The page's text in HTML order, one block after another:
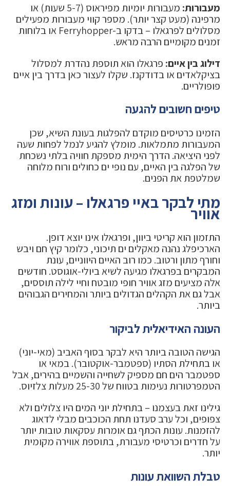
מעבורות:
מעבורות יומיות מפיראוס (5-7 שעות) או
מרפינה (מעט קצר יותר). מספר קווי מעבורות מפעילים
מסלולים לפרגאלו – בדקו ב-Ferryhopper או בלוחות
זמנים מקומיים הרבה מראש.
דילוג בין איים: פרגאלו הוא תוספת נהדרת למסלול
בציקלאדים או בדודקנז. שקלו לעצור כאן בדרך בין איים
פופולריים.
טיפים חשובים להגעה
הזמינו כרטיסים מוקדם להפלגות בעונת השיא, שכן
המעבורות מתמלאות. מומלץ להגיע לנמל לפחות שעה
לפני היציאה. הדרך הימית מספקת חוויה בלתי נשכחת
של הפלגה בין האיים, עם נופי ים כחולים ורוח מלוחה
שמלטפת את הפנים.
מתי לבקר באיי פרגאלו – עונות ומזג
אוויר
התזמון הוא קריטי ביוון, ופרגאלו אינו יוצא דופן.
הארכיפלג נהנה מאקלים ים תיכוני, כלומר קיץ חם ויבש
וחורף מתון ורטוב. כמו רוב האיים היווניים, עונת
המבקרים בפרגאלו מגיעה לשיא ביולי-אוגוסט. חודשים
אלה מציעים מזג אוויר חופי מובטח וחיי לילה תוססים,
אבל גם את הקהלים הגדולים ביותר והמחירים הגבוהים
ביותר.
העונה האידיאלית לביקור
הגישה הטובה ביותר היא לבקר בסוף האביב (מאי-יוני)
או בתחילת הסתיו (ספטמבר-אוקטובר). במאי או
ספטמבר הים חם מספיק לשחייה והשמיים בהירים, אבל
הטמפרטורות נעימות בטווח של 25-30 מעלות צלזיוס.
גילינו זאת בעצמנו – בתחילת יוני המים היו צלולים ולא
צפופים, וכל ערב סעדנו תחת הכוכבים מבלי לדאוג
להזמנות. עונות הכתף גם אומרות עסקאות טובות יותר
על חדרים וכרטיסי מעבורת, בתוספת אווירה מקומית
יותר.
טבלת השוואת עונות